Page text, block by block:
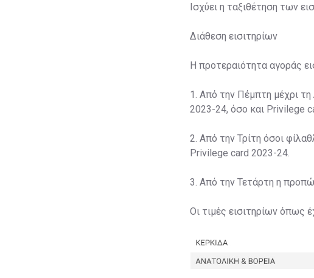
Ισχύει η ταξιθέτηση των
Διάθεση εισιτηρίων
Η προτεραιότητα αγοράς
1. Από την Πέμπτη μέχρι τη
2023-24, όσο και Privilege
2. Από την Τρίτη όσοι
Privilege card 2023-24.
3. Από την Τετάρτη η
Οι τιμές εισιτηρίων όπως